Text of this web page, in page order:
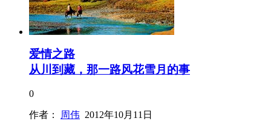
爱情之路
从川到藏，那一路风花雪月的事
0
作者： 周伟 2012年10月11日